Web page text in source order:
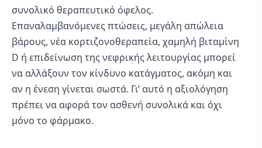
συνολικό θεραπευτικό όφελος.
Επαναλαμβανόμενες πτώσεις, μεγάλη απώλεια
βάρους, νέα κορτιζονοθεραπεία, χαμηλή βιταμίνη
D ή επιδείνωση της νεφρικής λειτουργίας μπορεί
να αλλάξουν τον κίνδυνο κατάγματος, ακόμη και
αν η ένεση γίνεται σωστά. Γι’ αυτό η αξιολόγηση
πρέπει να αφορά τον ασθενή συνολικά και όχι
μόνο το φάρμακο.